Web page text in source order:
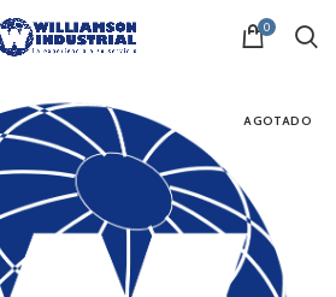
0
AGOTADO